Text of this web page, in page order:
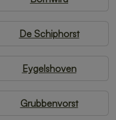
De Schiphorst
Eygelshoven
Grubbenvorst